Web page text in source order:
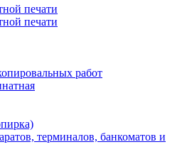
печати
печати
работ
терминалов, банкоматов и